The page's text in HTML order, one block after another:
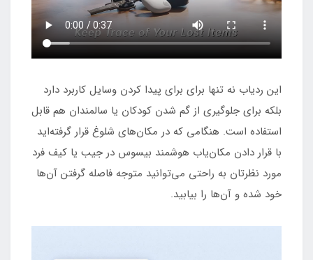
این ردیاب نه تنها برای برای پیدا کردن وسایل کاربرد دارد
بلکه برای جلوگیری از گم شدن کودکان یا سالمندان هم قابل
استفاده است. هنگامی که در مکان‌های شلوغ قرار گرفته‌اید
با قرار دادن مکان‌یاب هوشمند بیسوس در جیب یا کیف فرد
مورد نظرتان به راحتی می‌توانید متوجه فاصله گرفتن آن‌ها
خود شده و آن‌ها را بیابید.